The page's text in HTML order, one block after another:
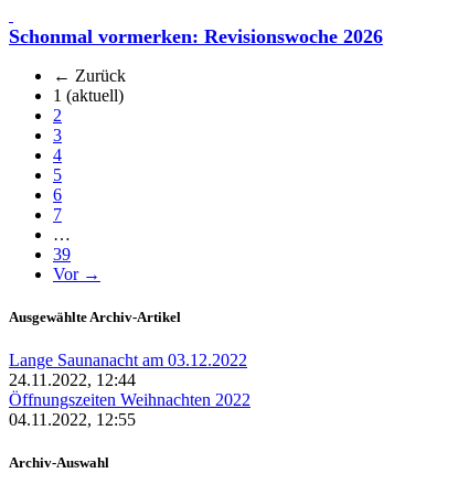
Schonmal vormerken: Revisionswoche 2026
← Zurück
1 (aktuell)
2
3
4
5
6
7
…
39
Vor →
Ausgewählte Archiv-Artikel
Lange Saunanacht am 03.12.2022
24.11.2022, 12:44
Öffnungszeiten Weihnachten 2022
04.11.2022, 12:55
Archiv-Auswahl